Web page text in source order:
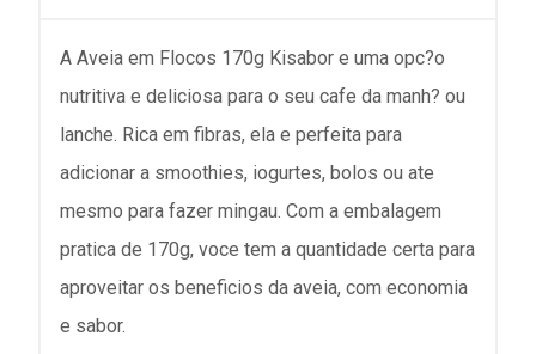
A Aveia em Flocos 170g Kisabor e uma opc?o
nutritiva e deliciosa para o seu cafe da manh? ou
lanche. Rica em fibras, ela e perfeita para
adicionar a smoothies, iogurtes, bolos ou ate
mesmo para fazer mingau. Com a embalagem
pratica de 170g, voce tem a quantidade certa para
aproveitar os beneficios da aveia, com economia
e sabor.